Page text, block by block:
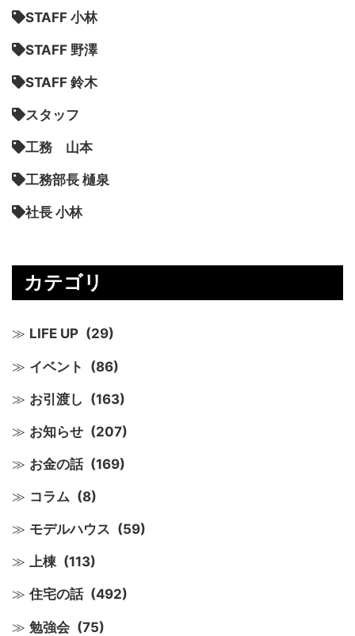
STAFF 小林
STAFF 野澤
STAFF 鈴木
スタッフ
工務 山本
工務部長 樋泉
社長 小林
カテゴリ
LIFE UP (29)
イベント (86)
お引渡し (163)
お知らせ (207)
お金の話 (169)
コラム (8)
モデルハウス (59)
上棟 (113)
住宅の話 (492)
勉強会 (75)